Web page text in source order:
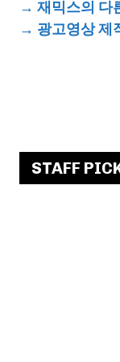
→ 재믹스의 다
→ 광고영상 제
STAFF